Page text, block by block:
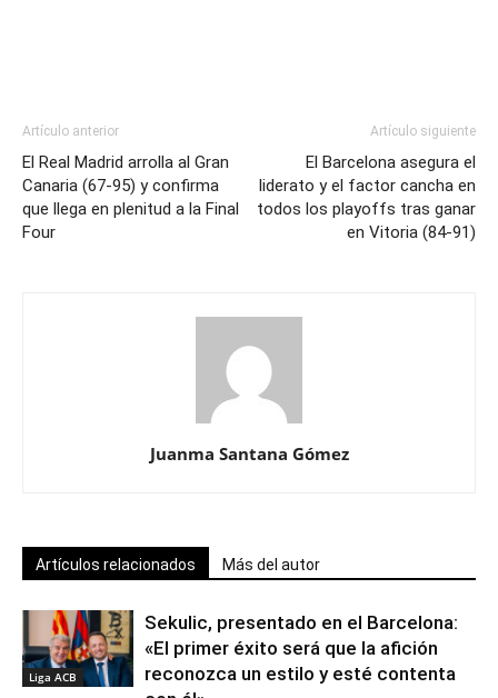
Artículo anterior
El Real Madrid arrolla al Gran
Canaria (67-95) y confirma
que llega en plenitud a la Final
Four
Artículo siguiente
El Barcelona asegura el
liderato y el factor cancha en
todos los playoffs tras ganar
en Vitoria (84-91)
Juanma Santana Gómez
Artículos relacionados Más del autor
Liga ACB
Sekulic, presentado en el Barcelona:
«El primer éxito será que la afición
reconozca un estilo y esté contenta